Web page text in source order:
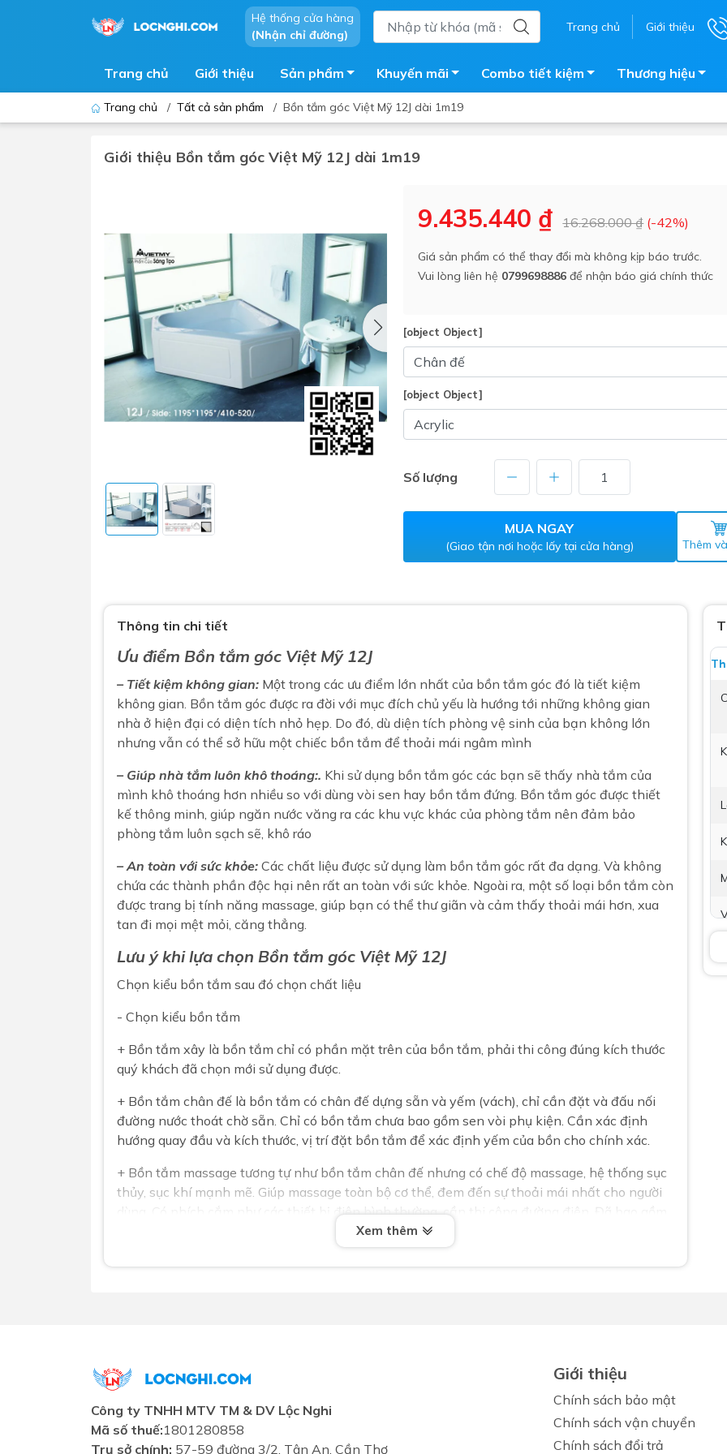
Hệ thống cửa hàng
(Nhận chỉ đường)
Trang chủ Giới thiệu
Trang chủ Giới thiệu Sản phẩm
Lavabo - Chậu rửa mặt
Vòi lavabo
Vòi chậu - vòi hồ - vòi gắn tường
Máy sấy tay
Lavabo tủ - Lavabo kính
Sen tắm đứng
Vòi sen tắm
Máy tắm nước nóng điện
Phụ kiện nhà tắm
Chậu giặt
Sen tắm âm tường
Sen tắm
trời
Bồn bảo ôn
Bồn nhựa tự hoại
Máy nước nóng gián tiếp
Máy sấy tay
Nắp bồn cầu
Nắp điện tử
Combo thiết bị vệ sinh Lộc Nghi lựa
Combo Máy nước nóng năng lượng
mặt trời
Combo thiết bị vệ sinh cao cấp
Khuyến mãi Combo tiết kiệm Thương hiệu
Trang chủ / Tất cả sản phẩm / Bồn tắm góc Việt Mỹ 12J dài 1m19
Giới thiệu Bồn tắm góc Việt Mỹ 12J dài 1m19
9.435.440 ₫ 16.268.000 ₫ (-42%)
Giá sản phẩm có thể thay đổi mà không kịp báo trước.
Vui lòng liên hệ 0799698886 để nhận báo giá chính thức
[object Object]
[object Object]
Số lượng
MUA NGAY
(Giao tận nơi hoặc lấy tại cửa hàng) Thêm
Thông tin chi tiết
Ưu điểm Bồn tắm góc Việt Mỹ 12J
– Tiết kiệm không gian: Một trong các ưu điểm lớn nhất của bồn tắm góc đó là tiết kiệm
không gian. Bồn tắm góc được ra đời với mục đích chủ yếu là hướng tới những không gian
nhà ở hiện đại có diện tích nhỏ hẹp. Do đó, dù diện tích phòng vệ sinh của bạn không lớn
nhưng vẫn có thể sở hữu một chiếc bồn tắm để thoải mái ngâm mình
– Giúp nhà tắm luôn khô thoáng:. Khi sử dụng bồn tắm góc các bạn sẽ thấy nhà tắm của
mình khô thoáng hơn nhiều so với dùng vòi sen hay bồn tắm đứng. Bồn tắm góc được thiết
kế thông minh, giúp ngăn nước văng ra các khu vực khác của phòng tắm nên đảm bảo
phòng tắm luôn sạch sẽ, khô ráo
– An toàn với sức khỏe: Các chất liệu được sử dụng làm bồn tắm góc rất đa dạng. Và không
chứa các thành phần độc hại nên rất an toàn với sức khỏe. Ngoài ra, một số loại bồn tắm còn
được trang bị tính năng massage, giúp bạn có thể thư giãn và cảm thấy thoải mái hơn, xua
tan đi mọi mệt mỏi, căng thẳng.
Lưu ý khi lựa chọn Bồn tắm góc Việt Mỹ12J
Chọn kiểu bồn tắm sau đó chọn chất liệu
- Chọn kiểu bồn tắm
+ Bồn tắm xây là bồn tắm chỉ có phần mặt trên của bồn tắm, phải thi công đúng kích thước
quý khách đã chọn mới sử dụng được.
+ Bồn tắm chân đế là bồn tắm có chân đế dựng sẵn và yếm (vách), chỉ cần đặt và đấu nối
đường nước thoát chờ sẵn. Chỉ có bồn tắm chưa bao gồm sen vòi phụ kiện. Cần xác định
hướng quay đầu và kích thước, vị trí đặt bồn tắm để xác định yếm của bồn cho chính xác.
+ Bồn tắm massage tương tự như bồn tắm chân đế nhưng có chế độ massage, hệ thống sục
thủy, sục khí mạnh mẽ. Giúp massage toàn bộ cơ thể, đem đến sự thoải mái nhất cho người
dùng. Có phích cắm như các thiết bị điện bình thường, cần thi công đường điện. Đã bao gồm
tất cả các phụ kiện tay sen vòi tắm. Cần xác định vị trí đặt bồn tắm để xác định yếm của
+ Chất liệu Galaxy: Siêu trắng kim tuyến
Khuyến mãi chi tiết
Xem thêm
Công ty TNHH MTV TM & DV Lộc Nghi
Mã số thuế:1801280858
Trụ sở chính: 57-59 đường 3/2, Tân An, Cần Thơ
Giới thiệu
Chính sách bảo mật
Chính sách vận chuyển
Chính sách đổi trả